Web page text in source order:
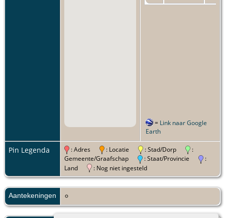
= Link naar Google
Earth
Pin Legenda : Adres : Locatie : Stad/Dorp
:
Gemeente/Graafschap
: Staat/Provincie
:
Land
: Nog niet ingesteld
Aantekeningen